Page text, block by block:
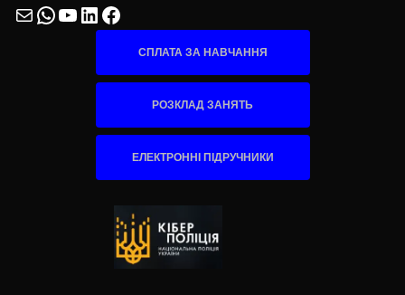
MailWhatsApp
YouTube
LinkedIn
Facebook
СПЛАТА ЗА НАВЧАННЯ
РОЗКЛАД ЗАНЯТЬ
ЕЛЕКТРОННІ ПІДРУЧНИКИ